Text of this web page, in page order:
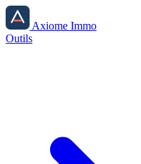
Axiome Immo
Outils